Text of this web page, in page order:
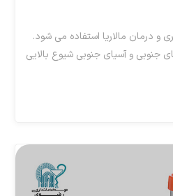
و درمان مالاریا استفاده می شود.
جنوبی و آسیای جنوبی شیوع بالایی